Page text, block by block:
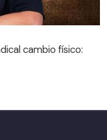
cambio físico: